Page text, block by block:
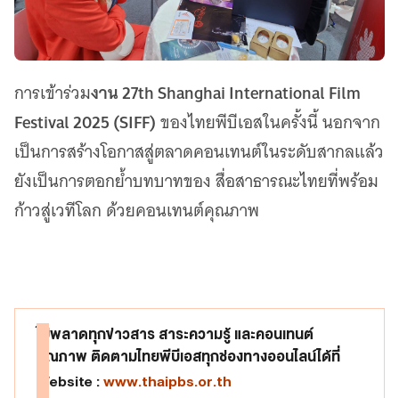
การเข้าร่วมงาน 27th Shanghai International Film
Festival 2025 (SIFF)ของไทยพีบีเอสในครั้งนี้ นอกจาก
เป็นการสร้างโอกาสสู่ตลาดคอนเทนต์ในระดับสากลแล้ว
ยังเป็นการตอกย้ำบทบาทของ สื่อสาธารณะไทยที่พร้อม
ก้าวสู่เวทีโลก ด้วยคอนเทนต์คุณภาพ
ไม่พลาดทุกข่าวสาร สาระความรู้ และคอนเทนต์
คุณภาพ ติดตามไทยพีบีเอสทุกช่องทางออนไลน์ได้ที่
Website : www.thaipbs.or.th